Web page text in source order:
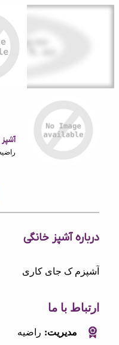
آشپز خانگی
راضیه
آشپز خانگی
ک جای کاری
با ما
مدیریت: راضیه